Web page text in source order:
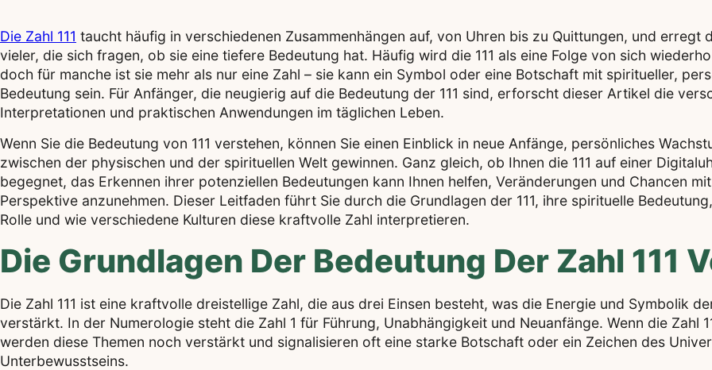
Die Zahl 111 taucht häufig in verschiedenen Zusammenhängen auf, von Uhren bis zu Quittungen, und erregt
vieler, die sich fragen, ob sie eine tiefere Bedeutung hat. Häufig wird die 111 als eine Folge von sich
doch für manche ist sie mehr als nur eine Zahl – sie kann ein Symbol oder eine Botschaft mit spiritueller,
Bedeutung sein. Für Anfänger, die neugierig auf die Bedeutung der 111 sind, erforscht dieser Artikel die
Interpretationen und praktischen Anwendungen im täglichen Leben.
Wenn Sie die Bedeutung von 111 verstehen, können Sie einen Einblick in neue Anfänge, persönliches
zwischen der physischen und der spirituellen Welt gewinnen. Ganz gleich, ob Ihnen die 111 auf einer
begegnet, das Erkennen ihrer potenziellen Bedeutungen kann Ihnen helfen, Veränderungen und Chancen
Perspektive anzunehmen. Dieser Leitfaden führt Sie durch die Grundlagen der 111, ihre spirituelle
Rolle und wie verschiedene Kulturen diese kraftvolle Zahl interpretieren.
Die Grundlagen Der Bedeutung Der Zahl 111
Die Zahl 111 ist eine kraftvolle dreistellige Zahl, die aus drei Einsen besteht, was die Energie und Symbolik
verstärkt. In der Numerologie steht die Zahl 1 für Führung, Unabhängigkeit und Neuanfänge. Wenn die Zahl
werden diese Themen noch verstärkt und signalisieren oft eine starke Botschaft oder ein Zeichen des
Unterbewusstseins.